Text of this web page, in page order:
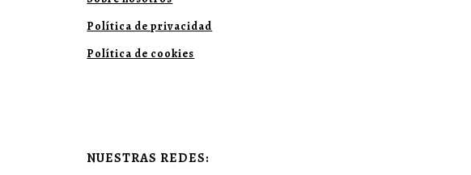
Política de privacidad
Política de cookies
NUESTRAS REDES: